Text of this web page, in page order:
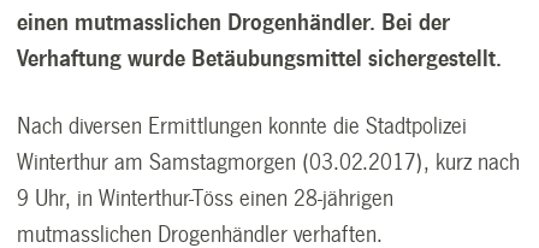
einen mutmasslichen Drogenhändler. Bei der
Verhaftung wurde Betäubungsmittel sichergestellt.
Nach diversen Ermittlungen konnte die Stadtpolizei
Winterthur am Samstagmorgen (03.02.2017), kurz nach
9 Uhr, in Winterthur-Töss einen 28-jährigen
mutmasslichen Drogenhändler verhaften.